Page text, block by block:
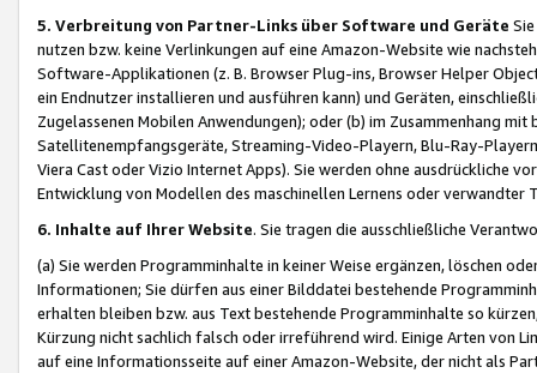
5. Verbreitung von Partner-Links über Software und Geräte
nutzen bzw. keine Verlinkungen auf eine Amazon-Website wie
Software-Applikationen (z. B. Browser Plug-ins, Browser Helper
ein Endnutzer installieren und ausführen kann) und Geräten,
Zugelassenen Mobilen Anwendungen); oder (b) im Zusammenhang
Satellitenempfangsgeräte, Streaming-Video-Playern, Blu-Ray-
Viera Cast oder Vizio Internet Apps). Sie werden ohne ausdrückliche
Entwicklung von Modellen des maschinellen Lernens oder
6. Inhalte auf Ihrer Website. Sie tragen die ausschließliche
(a) Sie werden Programminhalte in keiner Weise ergänzen, löschen
Informationen; Sie dürfen aus einer Bilddatei bestehende
erhalten bleiben bzw. aus Text bestehende Programminhalte so
Kürzung nicht sachlich falsch oder irreführend wird. Einige Arten von
auf eine Informationsseite auf einer Amazon-Website, der nicht als